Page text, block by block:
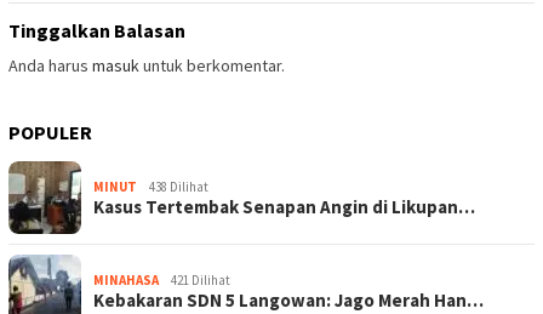
Tinggalkan Balasan
Anda harus masukuntuk berkomentar.
POPULER
MINUT 438 Dilihat
Kasus Tertembak Senapan Angin di Likupan…
MINAHASA 421 Dilihat
Kebakaran SDN 5 Langowan: Jago Merah Han…